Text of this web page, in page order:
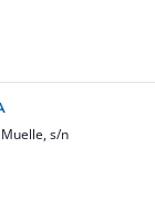
s/n